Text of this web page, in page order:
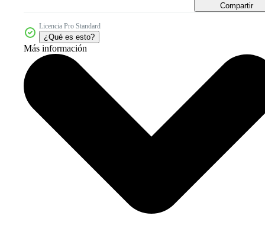
Compartir
Licencia Pro Standard
¿Qué es esto?
Más información